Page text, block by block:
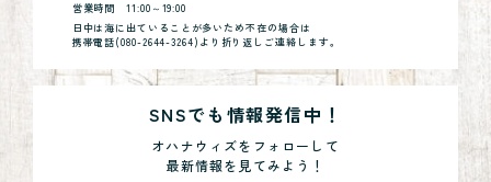
営業時間11:00～19:00
日中は海に出ていることが多いため不在の場合は
携帯電話(080-2644-3264)より折り返しご連絡します。
SNSでも情報発信中！
オハナウィズをフォローして
最新情報を見てみよう！